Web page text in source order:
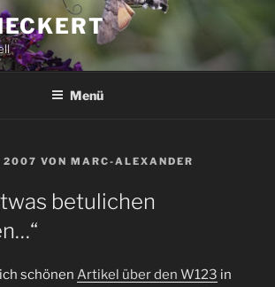
Menü
2007 VON MARC-ALEXANDER
betulichen
schönen Artikel über den W123 in